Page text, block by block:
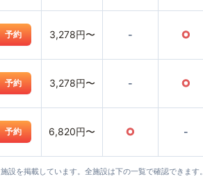
予約 3,278円〜 - ○
予約 3,278円〜 - ○
予約 6,820円〜 ○ -
設を掲載しています。全施設は下の一覧で確認できます。